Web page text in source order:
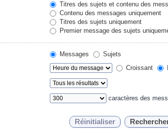
Titres des sujets et contenu des
Contenu des messages uniquement
Titres des sujets uniquement
Premier message des sujets
Messages
Sujets
Croissant
caractères des